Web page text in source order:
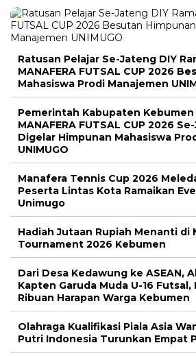
Ratusan Pelajar Se-Jateng DIY
MANAFERA FUTSAL CUP 2026
Mahasiswa Prodi Manajemen
Pemerintah Kabupaten Kebumen
MANAFERA FUTSAL CUP 2026
Digelar Himpunan Mahasiswa
UNIMUGO
Manafera Tennis Cup 2026
Peserta Lintas Kota Ramaikan
Unimugo
Hadiah Jutaan Rupiah Menanti di
Tournament 2026 Kebumen
Dari Desa Kedawung ke ASEAN,
Kapten Garuda Muda U-16
Ribuan Harapan Warga Kebumen
Olahraga Kualifikasi Piala Asia
Putri Indonesia Turunkan Empat